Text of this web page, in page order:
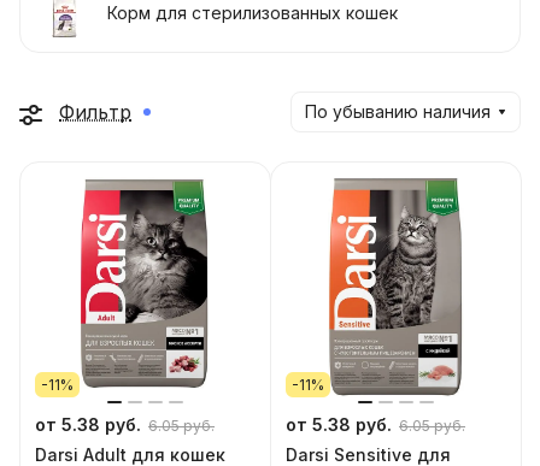
Корм для стерилизованных кошек
Фильтр По убыванию наличия
-11%
от 5.38 руб. 6.05 руб.
Darsi Adult для кошек
-11%
от 5.38 руб. 6.05 руб.
Darsi Sensitive для